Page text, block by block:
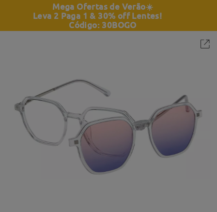
Mega Ofertas de Verão☀️
Leva 2 Paga 1 & 30% off Lentes!
Código: 30BOGO